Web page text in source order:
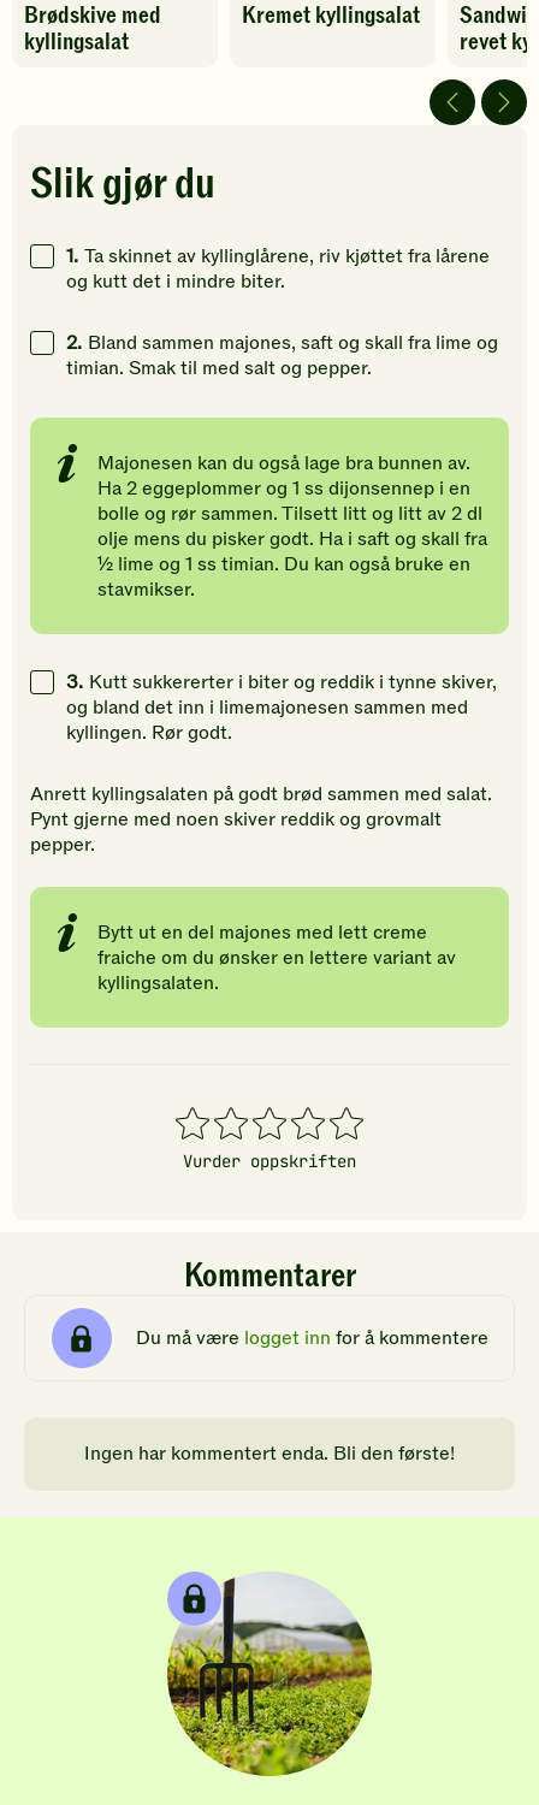
oppskriften
har
stjerner.
Klikk
å
gi
Brødskive med
kyllingsalat
oppskriften
gi
din
Kremet kyllingsalat
har
ingen
vurdere
revet
Slik gjør du
1. Ta skinnet av kyllinglårene, riv kjøttet fra lårene
og kutt det i mindre biter.
2. Bland sammen majones, saft og skall fra lime og
timian. Smak til med salt og pepper.
Majonesen kan du også lage bra bunnen av.
Ha 2 eggeplommer og 1 ss dijonsennep i en
bolle og rør sammen. Tilsett litt og litt av 2 dl
olje mens du pisker godt. Ha i saft og skall fra
½ lime og 1 ss timian. Du kan også bruke en
stavmikser.
3. Kutt sukkererter i biter og reddik i tynne skiver,
og bland det inn i limemajonesen sammen med
kyllingen. Rør godt.
Anrett kyllingsalaten på godt brød sammen med salat.
Pynt gjerne med noen skiver reddik og grovmalt
pepper.
Bytt ut en del majones med lett creme
fraiche om du ønsker en lettere variant av
kyllingsalaten.
1
stjerner
2
stjerner
3
stjerner
4
stjerner
5
stjerner
Vurder oppskriften
Kommentarer
Du må være logget inn for å kommentere
Ingen har kommentert enda. Bli den første!